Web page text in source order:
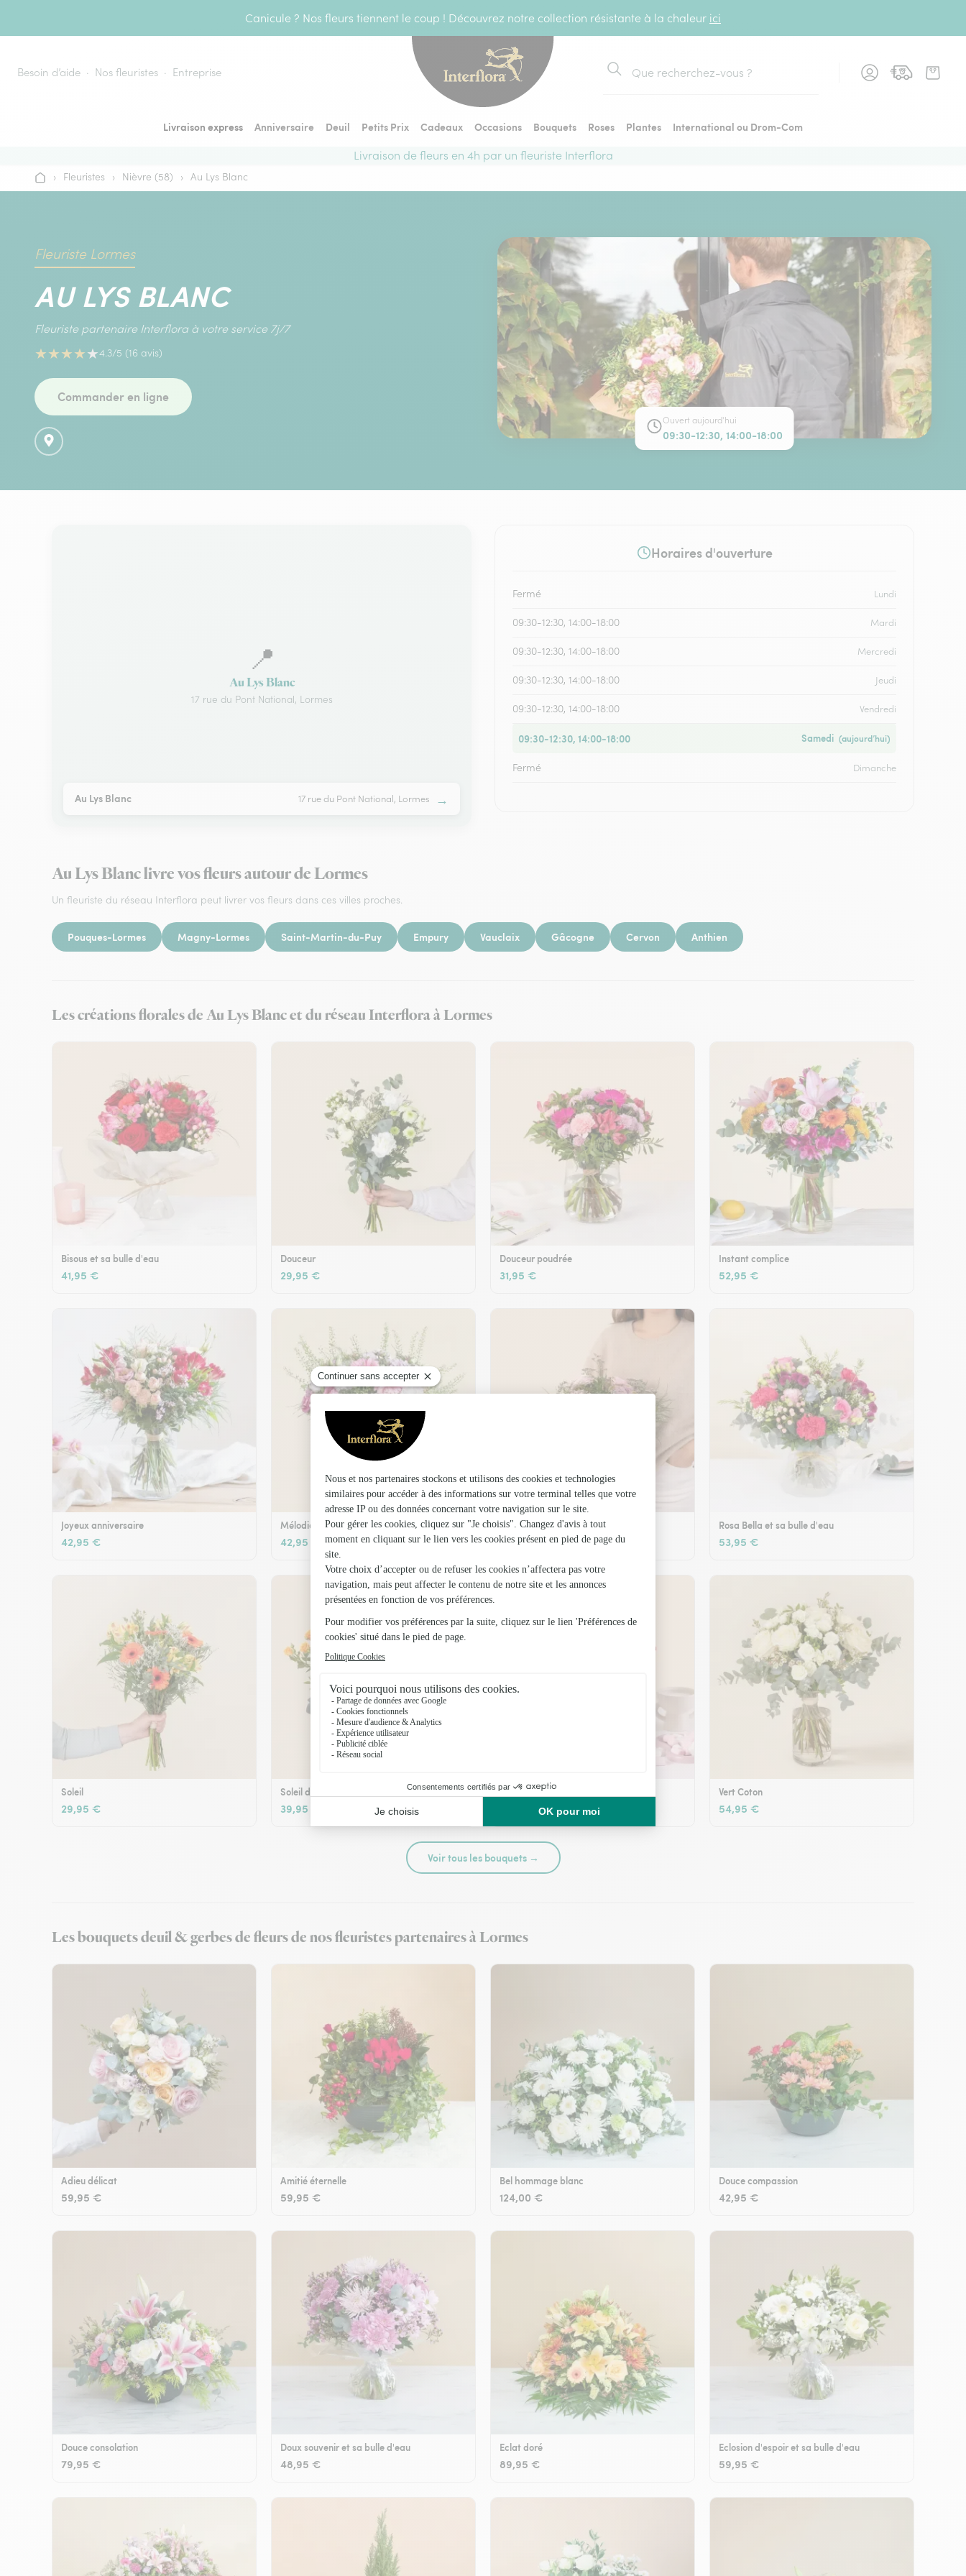
Canicule ? Nos fleurs tiennent le coup ! Découvrez notre collection résistante à la chaleur ici
Besoin d’aide Nos fleuristes Entreprise
Rechercher
Livraison express Anniversaire Deuil Petits Prix Cadeaux Occasions Bouquets Roses Plantes
International ou Drom-Com
Livraison de fleurs en 4h par un fleuriste Interflora
Accueil
› Fleuristes › Nièvre (58) › Au Lys Blanc
Fleuriste Lormes
AU LYS BLANC
Fleuriste partenaire Interflora à votre service 7j/7
★★★★★4.3/5 (16 avis)
Commander en ligne
Ouvert aujourd'hui
09:30-12:30, 14:00-18:00
📍
Au Lys Blanc
17 rue du Pont National, Lormes
Au Lys Blanc 17 rue du Pont National, Lormes →
Horaires d'ouverture
Fermé Lundi
09:30-12:30, 14:00-18:00 Mardi
09:30-12:30, 14:00-18:00 Mercredi
09:30-12:30, 14:00-18:00 Jeudi
09:30-12:30, 14:00-18:00 Vendredi
09:30-12:30, 14:00-18:00 Samedi (aujourd’hui)
Fermé Dimanche
Au Lys Blanc livre vos fleurs autour de Lormes
Un fleuriste du réseau Interflora peut livrer vos fleurs dans ces villes proches.
Pouques-Lormes Magny-Lormes Saint-Martin-du-Puy Empury Vauclaix Gâcogne Cervon Anthien
Les créations florales de Au Lys Blanc et du réseau Interflora à Lormes
Bisous et sa bulle d'eau
41,95 €
Douceur
29,95 €
Douceur poudrée
31,95 €
Instant complice
52,95 €
Joyeux anniversaire
42,95 €
Mélodie et son vase offert
42,95 €
Plaisir fleuri
36,95 €
Rosa Bella et sa bulle d'eau
53,95 €
Soleil
29,95 €
Soleil d'été
39,95 €
Tutti frutti
44,95 €
Vert Coton
54,95 €
Voir tous les bouquets →
Les bouquets deuil & gerbes de fleurs de nos fleuristes partenaires à Lormes
Adieu délicat
59,95 €
Amitié éternelle
59,95 €
Bel hommage blanc
124,00 €
Douce compassion
42,95 €
Douce consolation
79,95 €
Doux souvenir et sa bulle d'eau
48,95 €
Eclat doré
89,95 €
Eclosion d'espoir et sa bulle d'eau
59,95 €